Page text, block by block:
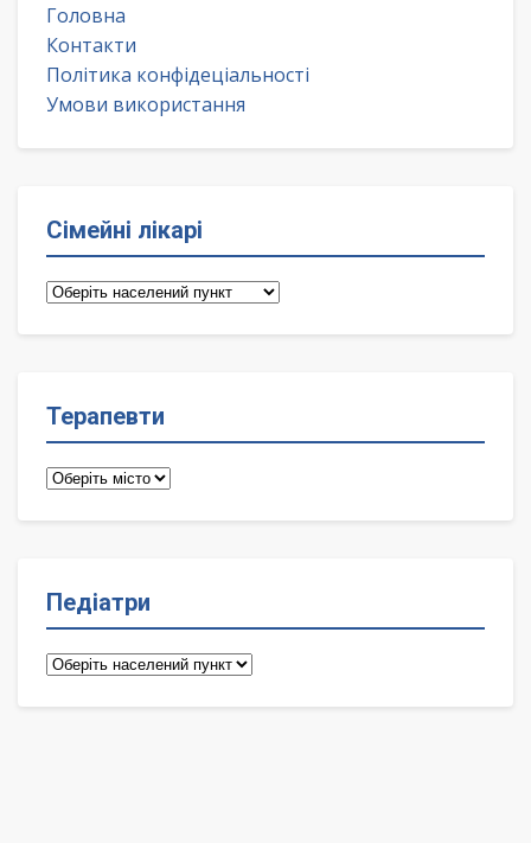
Головна
Контакти
Політика конфідеціальності
Умови використання
Сімейні лікарі
Сімейні
Терапевти
Терапевти
Педіатри
Педіатри